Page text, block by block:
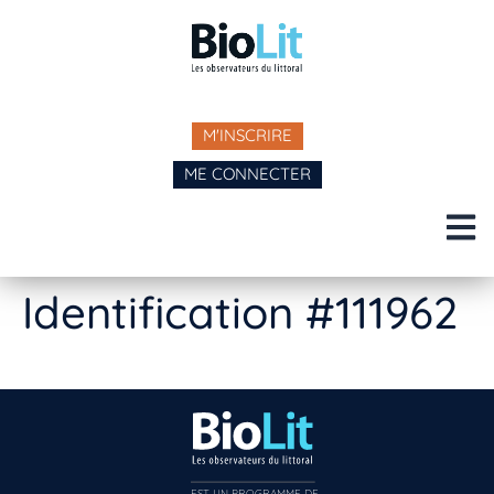
M'INSCRIRE
ME CONNECTER
Identification #111962